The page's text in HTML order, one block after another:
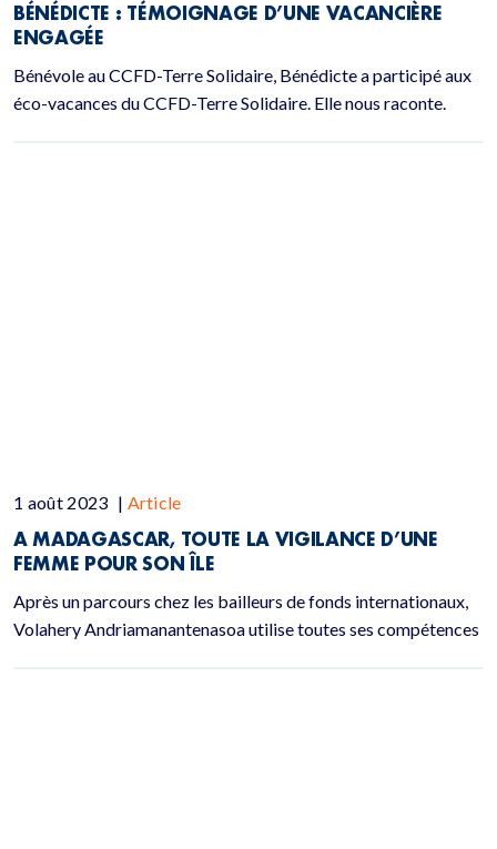
BÉNÉDICTE : TÉMOIGNAGE D’UNE VACANCIÈRE
ENGAGÉE
Bénévole au CCFD-Terre Solidaire, Bénédicte a participé aux
éco-vacances du CCFD-Terre Solidaire. Elle nous raconte.
1 août 2023 | Article
A MADAGASCAR, TOUTE LA VIGILANCE D’UNE
FEMME POUR SON ÎLE
Après un parcours chez les bailleurs de fonds internationaux,
Volahery Andriamanantenasoa utilise toutes ses compétences